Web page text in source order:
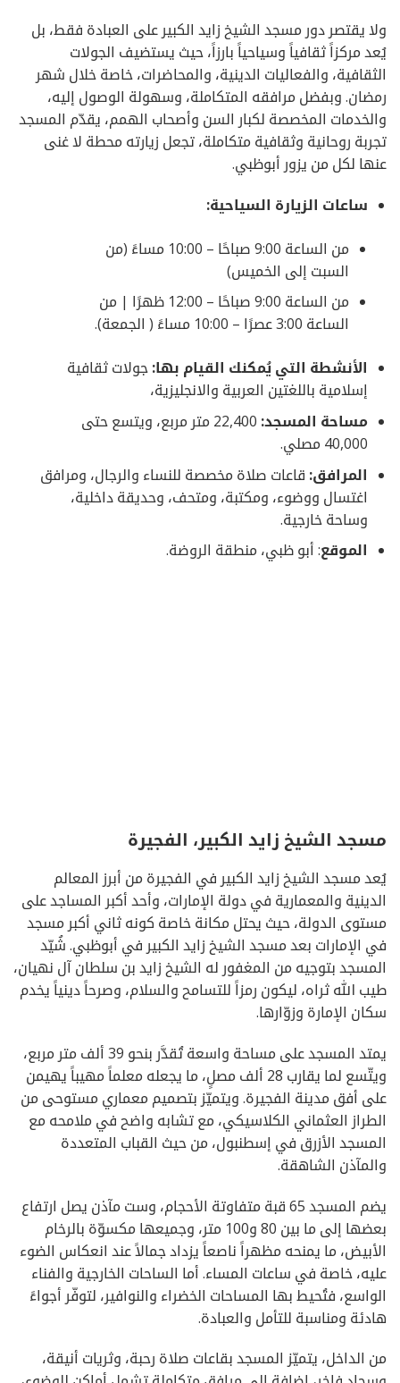
ولا يقتصر دور مسجد الشيخ زايد الكبير على العبادة فقط، بل
يُعد مركزاً ثقافياً وسياحياً بارزاً، حيث يستضيف الجولات
الثقافية، والفعاليات الدينية، والمحاضرات، خاصة خلال شهر
رمضان. وبفضل مرافقه المتكاملة، وسهولة الوصول إليه،
والخدمات المخصصة لكبار السن وأصحاب الهمم، يقدّم المسجد
تجربة روحانية وثقافية متكاملة، تجعل زيارته محطة لا غنى
عنها لكل من يزور أبوظبي.
ساعات الزيارة السياحية:
من الساعة 9:00 صباحًا – 10:00 مساءً (من
السبت إلى الخميس)
من الساعة 9:00 صباحًا – 12:00 ظهرًا | من
الساعة 3:00 عصرًا – 10:00 مساءً ( الجمعة).
الأنشطة التي يُمكنك القيام بها:جولات ثقافية
إسلامية باللغتين العربية والانجليزية،
مساحة المسجد:
22,400 متر مربع، ويتسع حتى
40,000 مصلي.
المرافق:قاعات صلاة مخصصة للنساء والرجال، ومرافق
اغتسال ووضوء، ومكتبة، ومتحف، وحديقة داخلية،
وساحة خارجية.
الموقع: أبو ظبي، منطقة الروضة.
مسجد الشيخ زايد الكبير، الفجيرة
يُعد مسجد الشيخ زايد الكبير في الفجيرة من أبرز المعالم
الدينية والمعمارية في دولة الإمارات، وأحد أكبر المساجد على
مستوى الدولة، حيث يحتل مكانة خاصة كونه ثاني أكبر مسجد
في الإمارات بعد مسجد الشيخ زايد الكبير في أبوظبي. شُيّد
المسجد بتوجيه من المغفور له الشيخ زايد بن سلطان آل نهيان،
طيب الله ثراه، ليكون رمزاً للتسامح والسلام، وصرحاً دينياً يخدم
سكان الإمارة وزوّارها.
يمتد المسجد على مساحة واسعة تُقدَّر بنحو 39 ألف متر مربع،
ويتّسع لما يقارب 28 ألف مصلٍ، ما يجعله معلماً مهيباً يهيمن
على أفق مدينة الفجيرة. ويتميّز بتصميم معماري مستوحى من
الطراز العثماني الكلاسيكي، مع تشابه واضح في ملامحه مع
المسجد الأزرق في إسطنبول، من حيث القباب المتعددة
والمآذن الشاهقة.
يضم المسجد 65 قبة متفاوتة الأحجام، وست مآذن يصل ارتفاع
بعضها إلى ما بين 80 و100 متر، وجميعها مكسوّة بالرخام
الأبيض، ما يمنحه مظهراً ناصعاً يزداد جمالاً عند انعكاس الضوء
عليه، خاصة في ساعات المساء. أما الساحات الخارجية والفناء
الواسع، فتُحيط بها المساحات الخضراء والنوافير، لتوفّر أجواءً
هادئة ومناسبة للتأمل والعبادة.
من الداخل، يتميّز المسجد بقاعات صلاة رحبة، وثريات أنيقة،